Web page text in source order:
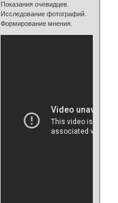
Показания очевидцев.
Исследование фотографий.
Формирование мнения.